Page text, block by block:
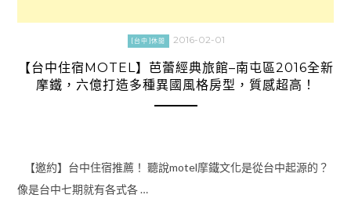
[台中]休閒 2016-02-01
【台中住宿MOTEL】芭蕾經典旅館–南屯區2016全新
摩鐵，六億打造多種異國風格房型，質感超高！
【邀約】台中住宿推薦！ 聽說motel摩鐵文化是從台中起源的？
像是台中七期就有各式各 …